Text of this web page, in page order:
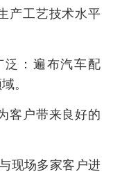
产工艺技术水平
：遍布汽车配
。
客户带来良好的
现场多家客户进